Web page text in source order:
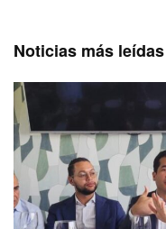
Noticias más leídas